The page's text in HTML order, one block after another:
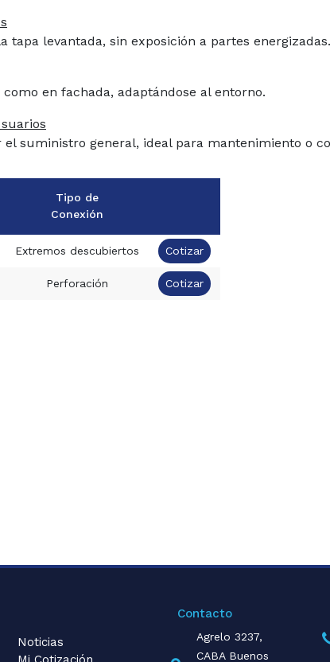
tapa levantada, sin exposición a partes energizadas.
en fachada, adaptándose al entorno.
el suministro general, ideal para mantenimiento o
Tipo de
Conexión
Extremos descubiertos Cotizar
Perforación Cotizar
Noticias
Contacto
Agrelo 3237,
CABA Buenos